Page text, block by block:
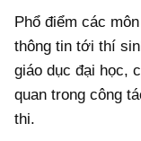
Ocop và chuỗi
Kinh tế tư nhân
Doanh nghiệp
Khác
Phổ điểm các
thông tin tới thí
giáo dục đại học,
quan trong công
thi.